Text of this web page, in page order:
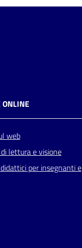
ONLINE
web
lettura e visione
per insegnanti e